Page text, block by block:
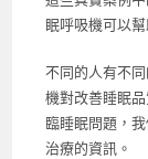
眠呼吸機可以
不同的人有不
機對改善睡眠
臨睡眠問題，
治療的資訊。